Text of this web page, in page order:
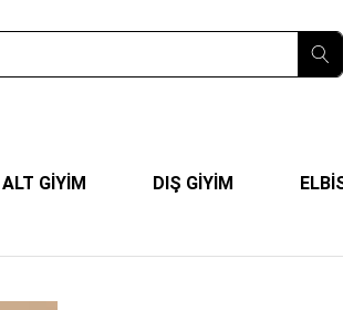
ALT GİYİM DIŞ GİYİM